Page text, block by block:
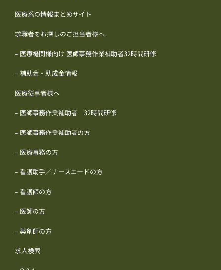
医療系の情報まとめサイト
求職者をお探しのご担当者様へ
– 医療機関様向け 医師事務作業補助者32時間研修
– 補助金・助成金情報
医療従事者様へ
– 医師事務作業補助者 32時間研修
– 医師事務作業補助者の方
– 医療事務の方
– 看護助手／ナースエードの方
– 看護師の方
– 医師の方
– 薬剤師の方
求人検索